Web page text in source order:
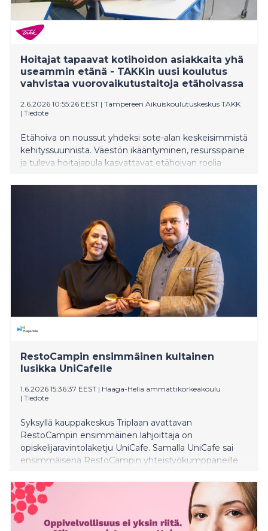
Hoitajat tapaavat kotihoidon asiakkaita yhä
useammin etänä - TAKKin uusi koulutus
vahvistaa vuorovaikutustaitoja etähoivassa
2.6.2026 10:55:26 EEST | Tampereen Aikuiskoulutuskeskus TAKK
| Tiedote
Etähoiva on noussut yhdeksi sote-alan keskeisimmistä
kehityssuunnista. Väestön ikääntyminen, resurssipaine
ja tuleva hoitajapula kasvattavat etähoivan roolia
Aikuiskoulutuskeskus TAKK vastaa tähän
ajankohtaiseen tarpeeseen koulutuksella, joka
yhdistää etähoivan ja voimavaralähtöisen
vuorovaikutuksen.
RestoCampin ensimmäinen kultainen
lusikka UniCafelle
1.6.2026 15:36:37 EEST | Haaga-Helia ammattikorkeakoulu
| Tiedote
Syksyllä kauppakeskus Triplaan avattavan
RestoCampin ensimmäinen lahjoittaja on
opiskelijaravintolaketju UniCafe. Samalla UniCafe sai
ensimmäisenä RestoCampin yhteistyökumppaneille